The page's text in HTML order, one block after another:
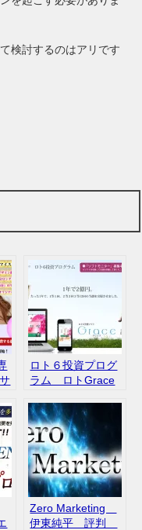
検討するのはアリです
ロト６投資プログ
ラム ロトGrace
ー 評判 口コミ
Zero Marketing
伊東純平 評判